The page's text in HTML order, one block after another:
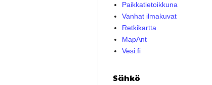
Paikkatietoikkuna
Vanhat ilmakuvat
Retkikartta
MapAnt
Vesi.fi
Sähkö